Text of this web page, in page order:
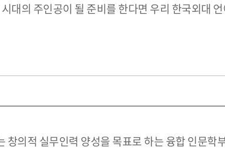
대의 주인공이 될 준비를 한다면 우리 한국외대
의적 실무인력 양성을 목표로 하는 융합 인문학